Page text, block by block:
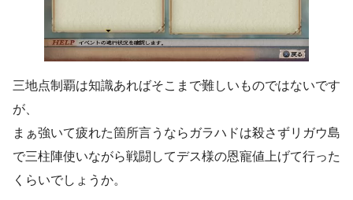
三地点制覇は知識あればそこまで難しいものではないです
が、
まぁ強いて疲れた箇所言うならガラハドは殺さずリガウ島
で三柱陣使いながら戦闘してデス様の恩寵値上げて行った
くらいでしょうか。